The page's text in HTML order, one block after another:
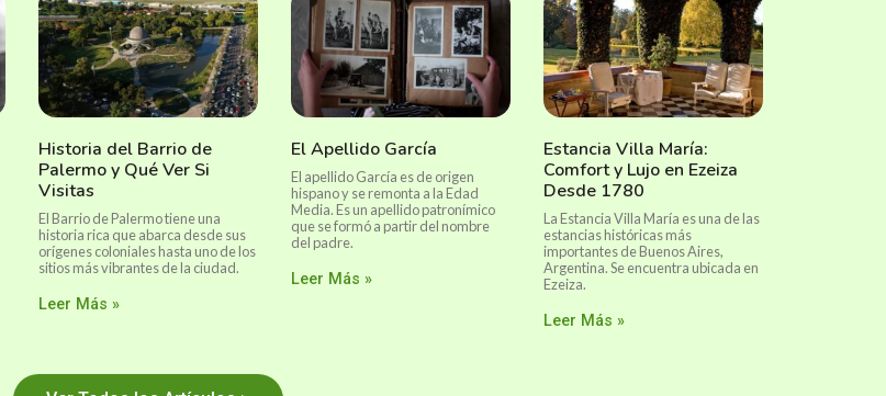
Historia del Barrio de
Palermo y Qué Ver Si
Visitas
El Barrio de Palermo tiene una
historia rica que abarca desde sus
orígenes coloniales hasta uno de los
sitios más vibrantes de la ciudad.
Leer Más »
El Apellido García
El apellido García es de origen
hispano y se remonta a la Edad
Media. Es un apellido patronímico
que se formó a partir del nombre
del padre.
Leer Más »
Estancia Villa María:
Comfort y Lujo en Ezeiza
Desde 1780
La Estancia Villa María es una de las
estancias históricas más
importantes de Buenos Aires,
Argentina. Se encuentra ubicada en
Ezeiza.
Leer Más »